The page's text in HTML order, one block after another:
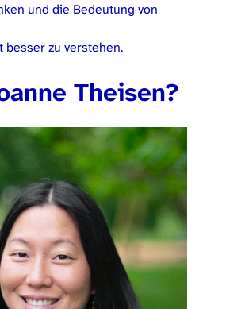
und die Bedeutung von
besser zu verstehen.
Theisen?